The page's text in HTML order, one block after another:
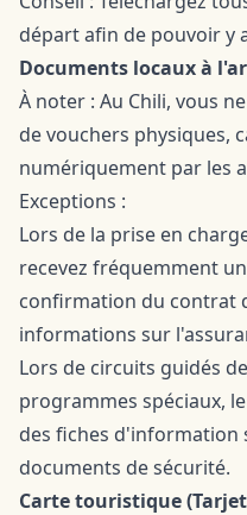
départ afin de pouvoir y
Documents locaux à
À noter : Au Chili, vous
de vouchers physiques,
numériquement par les
Exceptions :
Lors de la prise en
recevez fréquemment
confirmation du contrat
informations sur
Lors de circuits guidés
programmes spéciaux,
des fiches d'information
documents de sécurité.
Carte touristique